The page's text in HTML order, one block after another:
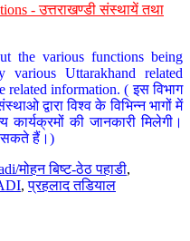
- उत्तराखण्डी संस्थायें तथा
the various functions being
Uttarakhand related
related information. ( इस विभाग
द्वारा विश्व के विभिन्न भागों में
की जानकारी मिलेगी।
सकते हैं।)
मोहन बिष्ट-ठेठ पहाडी,
,प्रहलाद तडियाल